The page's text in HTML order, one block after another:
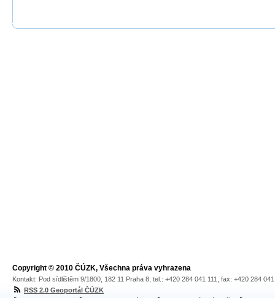
Copyright © 2010 ČÚZK, Všechna práva vyhrazena
Kontakt: Pod sídlištěm 9/1800, 182 11 Praha 8, tel.: +420 284 041 111, fax: +420 284
RSS 2.0 Geoportál ČÚZK